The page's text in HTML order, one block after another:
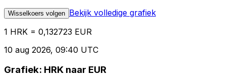
Wisselkoers volgen Bekijk volledige grafiek
1 HRK = 0,132723 EUR
10 aug 2026, 09:40 UTC
Grafiek: HRK naar EUR